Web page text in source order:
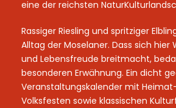
eine der reichsten
Rassiger Riesling und spritziger
Alltag der Moselaner. Dass sich hier
und Lebensfreude breitmacht,
besonderen Erwähnung. Ein dicht
Veranstaltungskalender mit
Volksfesten sowie klassischen